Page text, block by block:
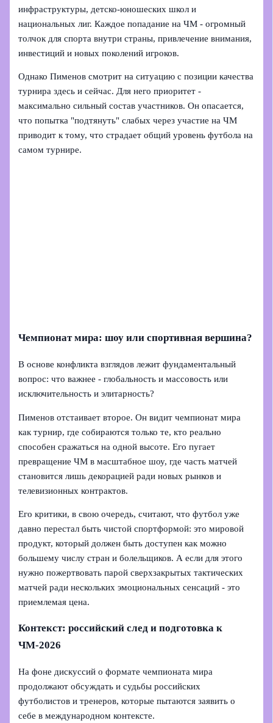
инфраструктуры, детско-юношеских школ и
национальных лиг. Каждое попадание на ЧМ - огромный
толчок для спорта внутри страны, привлечение внимания,
инвестиций и новых поколений игроков.
Однако Пименов смотрит на ситуацию с позиции качества
турнира здесь и сейчас. Для него приоритет -
максимально сильный состав участников. Он опасается,
что попытка "подтянуть" слабых через участие на ЧМ
приводит к тому, что страдает общий уровень футбола на
самом турнире.
Чемпионат мира: шоу или спортивная вершина?
В основе конфликта взглядов лежит фундаментальный
вопрос: что важнее - глобальность и массовость или
исключительность и элитарность?
Пименов отстаивает второе. Он видит чемпионат мира
как турнир, где собираются только те, кто реально
способен сражаться на одной высоте. Его пугает
превращение ЧМ в масштабное шоу, где часть матчей
становится лишь декорацией ради новых рынков и
телевизионных контрактов.
Его критики, в свою очередь, считают, что футбол уже
давно перестал быть чистой спортформой: это мировой
продукт, который должен быть доступен как можно
большему числу стран и болельщиков. А если для этого
нужно пожертвовать парой сверхзакрытых тактических
матчей ради нескольких эмоциональных сенсаций - это
приемлемая цена.
Контекст: российский след и подготовка к
ЧМ-2026
На фоне дискуссий о формате чемпионата мира
продолжают обсуждать и судьбы российских
футболистов и тренеров, которые пытаются заявить о
себе в международном контексте.